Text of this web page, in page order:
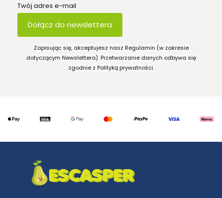
Twój adres e-mail
Dołącz do newslettera
Zapisując się, akceptujesz nasz Regulamin (w zakresie
dotyczącym Newslettera). Przetwarzanie danych odbywa się
zgodnie z Polityką prywatności.